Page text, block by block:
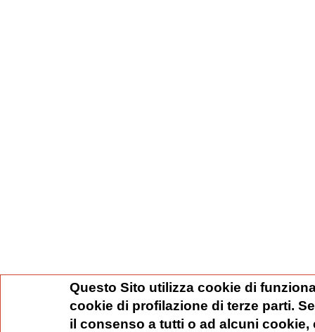
Questo Sito utilizza cookie di
cookie di profilazione di terze parti.
il consenso a tutti o ad alcuni